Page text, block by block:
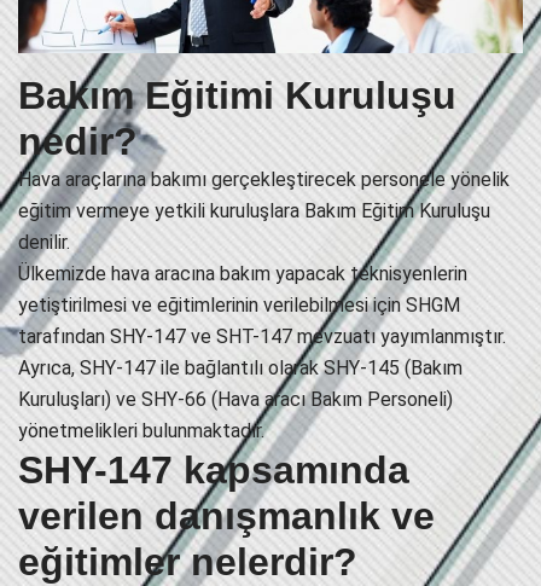
Bakım Eğitimi Kuruluşu
nedir?
Hava araçlarına bakımı gerçekleştirecek personele yönelik
eğitim vermeye yetkili kuruluşlara Bakım Eğitim Kuruluşu
denilir.
Ülkemizde hava aracına bakım yapacak teknisyenlerin
yetiştirilmesi ve eğitimlerinin verilebilmesi için SHGM
tarafından SHY-147 ve SHT-147 mevzuatı yayımlanmıştır.
Ayrıca, SHY-147 ile bağlantılı olarak SHY-145 (Bakım
Kuruluşları) ve SHY-66 (Hava aracı Bakım Personeli)
yönetmelikleri bulunmaktadır.
SHY-147 kapsamında
verilen danışmanlık ve
eğitimler nelerdir?